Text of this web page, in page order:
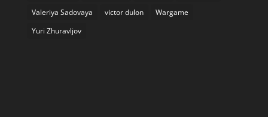
Valeriya Sadovaya
victor dulon
Wargame
Yuri Zhuravljov